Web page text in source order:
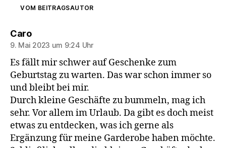
VOM BEITRAGSAUTOR
Carosagt:
9. Mai 2023 um 9:24 Uhr
Es fällt mir schwer auf Geschenke zum
Geburtstag zu warten. Das war schon immer so
und bleibt bei mir.
Durch kleine Geschäfte zu bummeln, mag ich
sehr. Vor allem im Urlaub. Da gibt es doch meist
etwas zu entdecken, was ich gerne als
Ergänzung für meine Garderobe haben möchte.